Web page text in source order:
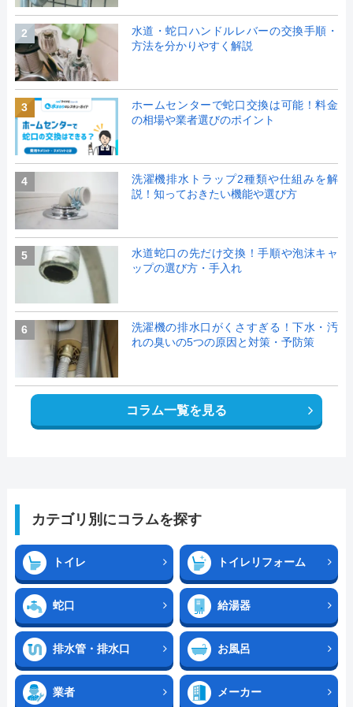
2
水道・蛇口ハンドルレバーの交換手順・
方法を分かりやすく解説
3
ホームセンターで蛇口交換は可能！料金
の相場や業者選びのポイント
4
洗濯機排水トラップ2種類や仕組みを解
説！知っておきたい機能や選び方
5
水道蛇口の先だけ交換！手順や泡沫キャ
ップの選び方・手入れ
6
洗濯機の排水口がくさすぎる！下水・汚
れの臭いの5つの原因と対策・予防策
コラム一覧を見る
カテゴリ別にコラムを探す
トイレ トイレリフォーム
蛇口 給湯器
排水管・排水口 お風呂
業者 メーカー